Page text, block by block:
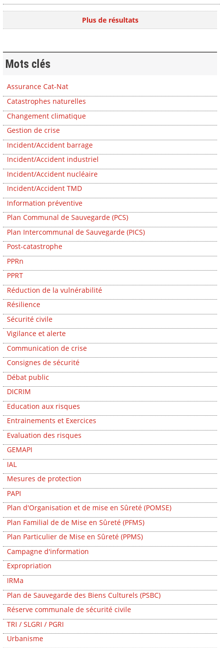
Plus de résultats
Mots clés
Assurance Cat-Nat
Catastrophes naturelles
Changement climatique
Gestion de crise
Incident/Accident barrage
Incident/Accident industriel
Incident/Accident nucléaire
Incident/Accident TMD
Information préventive
Plan Communal de Sauvegarde (PCS)
Plan Intercommunal de Sauvegarde (PICS)
Post-catastrophe
PPRn
PPRT
Réduction de la vulnérabilité
Résilience
Sécurité civile
Vigilance et alerte
Communication de crise
Consignes de sécurité
Débat public
DICRIM
Education aux risques
Entrainements et Exercices
Evaluation des risques
GEMAPI
IAL
Mesures de protection
PAPI
Plan d'Organisation et de mise en Sûreté (POMSE)
Plan Familial de de Mise en Sûreté (PFMS)
Plan Particulier de Mise en Sûreté (PPMS)
Campagne d'information
Expropriation
IRMa
Plan de Sauvegarde des Biens Culturels (PSBC)
Réserve communale de sécurité civile
TRI / SLGRI / PGRI
Urbanisme